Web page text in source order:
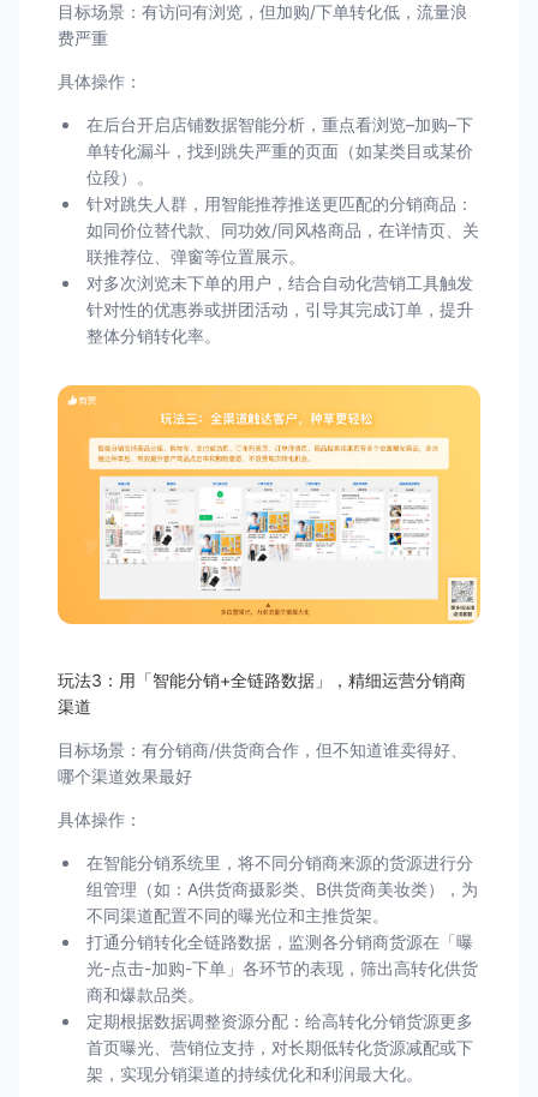
目标场景：有访问有浏览，但加购/下单转化低，流量浪
费严重
具体操作：
在后台开启店铺数据智能分析，重点看浏览–加购–下
单转化漏斗，找到跳失严重的页面（如某类目或某价
位段）。
针对跳失人群，用智能推荐推送更匹配的分销商品：
如同价位替代款、同功效/同风格商品，在详情页、关
联推荐位、弹窗等位置展示。
对多次浏览未下单的用户，结合自动化营销工具触发
针对性的优惠券或拼团活动，引导其完成订单，提升
整体分销转化率。
玩法3：用「智能分销+全链路数据」，精细运营分销商
渠道
目标场景：有分销商/供货商合作，但不知道谁卖得好、
哪个渠道效果最好
具体操作：
在智能分销系统里，将不同分销商来源的货源进行分
组管理（如：A供货商摄影类、B供货商美妆类），为
不同渠道配置不同的曝光位和主推货架。
打通分销转化全链路数据，监测各分销商货源在「曝
光-点击-加购-下单」各环节的表现，筛出高转化供货
商和爆款品类。
定期根据数据调整资源分配：给高转化分销货源更多
首页曝光、营销位支持，对长期低转化货源减配或下
架，实现分销渠道的持续优化和利润最大化。